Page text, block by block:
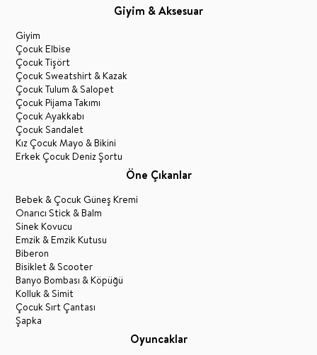
Giyim & Aksesuar
Giyim
Çocuk Elbise
Çocuk Tişört
Çocuk Sweatshirt & Kazak
Çocuk Tulum & Salopet
Çocuk Pijama Takımı
Çocuk Ayakkabı
Çocuk Sandalet
Kız Çocuk Mayo & Bikini
Erkek Çocuk Deniz Şortu
Öne Çıkanlar
Bebek & Çocuk Güneş Kremi
Onarıcı Stick & Balm
Sinek Kovucu
Emzik & Emzik Kutusu
Biberon
Bisiklet & Scooter
Banyo Bombası & Köpüğü
Kolluk & Simit
Çocuk Sırt Çantası
Şapka
Oyuncaklar